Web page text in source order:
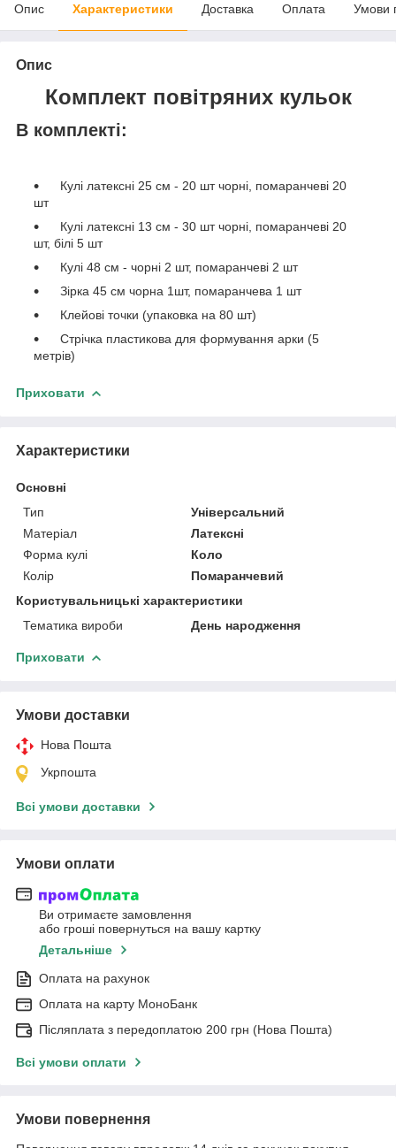
Опис Характеристики Доставка Оплата Умови
Опис
Комплект повітряних кульок
В комплекті:
Кулі латексні 25 см - 20 шт чорні, помаранчеві 20
шт
Кулі латексні 13 см - 30 шт чорні, помаранчеві 20
шт, білі 5 шт
Кулі 48 см - чорні 2 шт, помаранчеві 2 шт
Зірка 45 см чорна 1шт, помаранчева 1 шт
Клейові точки (упаковка на 80 шт)
Стрічка пластикова для формування арки (5
метрів)
Приховати
Характеристики
Основні
Тип
Універсальний
Матеріал
Латексні
Форма кулі
Коло
Колір
Помаранчевий
Користувальницькі характеристики
Тематика вироби
День народження
Приховати
Умови доставки
Нова Пошта
Укрпошта
Всі умови доставки
Умови оплати
Ви отримаєте замовлення
або гроші повернуться на вашу картку
Детальніше
Оплата на рахунок
Оплата на карту МоноБанк
Післяплата з передоплатою 200 грн (Нова Пошта)
Всі умови оплати
Умови повернення